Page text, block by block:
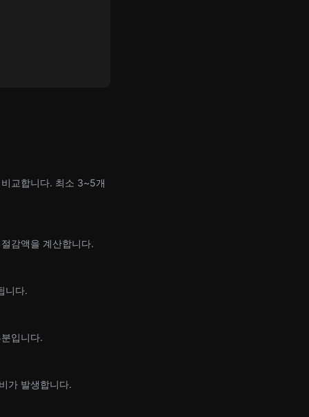
교합니다. 최소 3~5개
감액을 계산합니다.
니다.
입니다.
가 발생합니다.